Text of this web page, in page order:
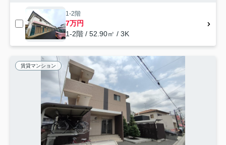
1-2階
7万円
1-2階 / 52.90㎡ / 3K
賃貸マンション